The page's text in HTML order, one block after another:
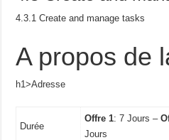
4.3.1 Create and manage tasks
A propos de
h1>Adresse
Durée
Offre 1: 7 Jours –
Jours